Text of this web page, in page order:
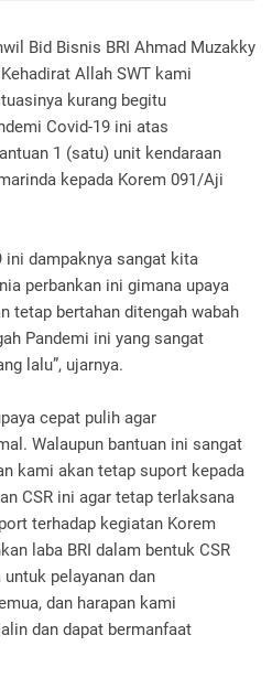
Bid Bisnis BRI Ahmad Muzakky
Allah SWT kami
kurang begitu
Covid-19 ini atas
1 (satu) unit kendaraan
kepada Korem 091/Aji
ini dampaknya sangat kita
perbankan ini gimana upaya
tetap bertahan ditengah wabah
Pandemi ini yang sangat
lalu”, ujarnya.
cepat pulih agar
Walaupun bantuan ini sangat
kami akan tetap suport kepada
CSR ini agar tetap terlaksana
terhadap kegiatan Korem
laba BRI dalam bentuk CSR
pelayanan dan
dan harapan kami
dan dapat bermanfaat